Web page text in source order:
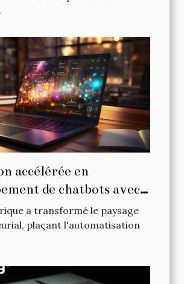
accélérée en
de chatbots avec
pour les entrepreneurs
a transformé le paysage
plaçant l'automatisation